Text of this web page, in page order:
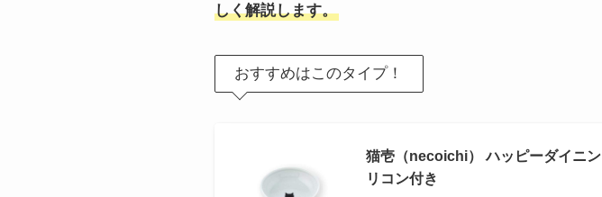
しく解説します。
おすすめはこのタイプ！
猫壱（necoichi） ハッピーダイニ
リコン付き